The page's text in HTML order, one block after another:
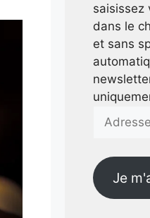
saisissez
dans le
et sans
e-
Je